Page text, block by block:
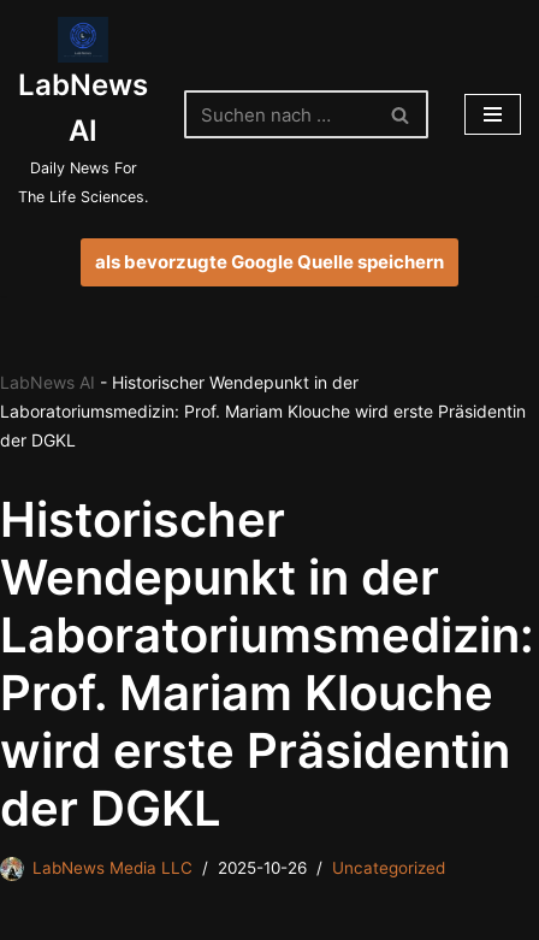
Inhalt
springen
LabNews
AI
Daily News For
The Life Sciences.
als bevorzugte Google Quelle speichern
LabNews AI - Historischer Wendepunkt in der
Laboratoriumsmedizin: Prof. Mariam Klouche wird erste Präsidentin
der DGKL
Historischer
Wendepunkt in der
Laboratoriumsmedizin:
Prof. Mariam Klouche
wird erste Präsidentin
der DGKL
LabNews Media LLC 2025-10-26 Uncategorized